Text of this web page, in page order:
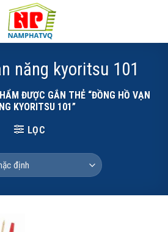
năng kyoritsu 101
ĐƯỢC GẮN THẺ “ĐỒNG HỒ VẠN
KYORITSU 101”
LỌC